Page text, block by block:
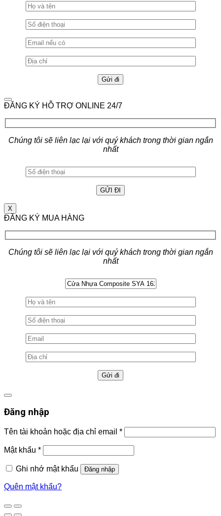
ĐĂNG KÝ HỖ TRỢ ONLINE 24/7
Chúng tôi sẽ liên lạc lại với quý khách trong thời gian ngắn
nhất
X
ĐĂNG KÝ MUA HÀNG
Chúng tôi sẽ liên lạc lại với quý khách trong thời gian ngắn
nhất
Đăng nhập
Tên tài khoản hoặc địa chỉ email *
Mật khẩu *
Ghi nhớ mật khẩu Đăng nhập
Quên mật khẩu?